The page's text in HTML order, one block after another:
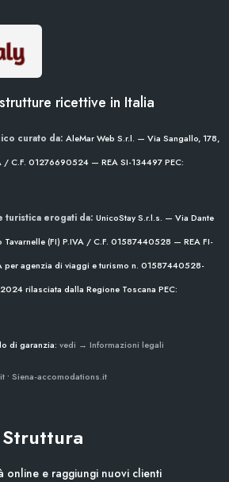
ricettive in Italia
curato da: AleMar Web S.r.l. — Via Sangallo, 178,
/ C.F. 01276690524 — REA SI-134497PEC:
turistica erogati da: UnicoStay S.r.l.s. — Via Dante
(FI) P.IVA / C.F. 01587440528 — REA FI-
per agenzia di viaggi e turismo n. 01587440528-
rilasciata dalla Regione Toscana PEC:
di garanzia: vedi → Informazioni legali
• Siena-accomodations.it
Struttura
online e raggiungi nuovi clienti